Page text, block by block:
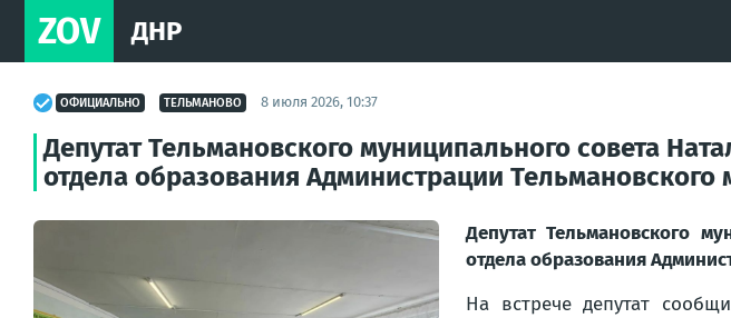
ZOV ДНР
ОФИЦИАЛЬНО ТЕЛЬМАНОВО 8 июля 2026, 10:37
Депутат Тельмановского муниципального совета
отдела образования Администрации Тельмановского
Депутат Тельмановского
отдела образования
На встрече депутат